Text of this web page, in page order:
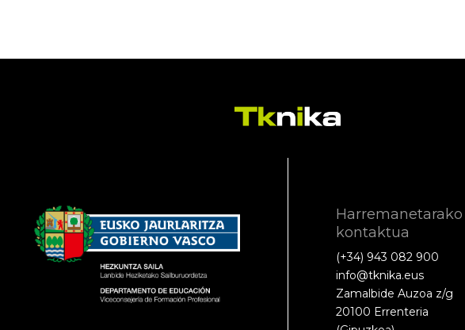
Harremanetarako
kontaktua
(+34) 943 082 900
info@tknika.eus
Zamalbide Auzoa z/g
20100 Errenteria